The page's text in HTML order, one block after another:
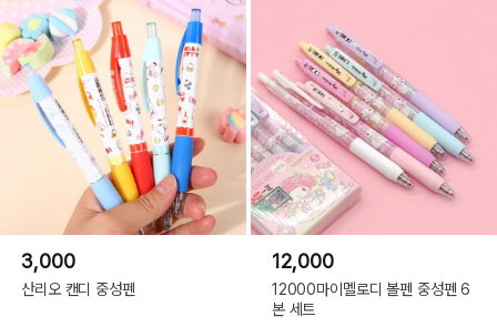
3,000
산리오 캔디 중성펜
12,000
12000마이멜로디 볼펜 중성펜 6
본 세트